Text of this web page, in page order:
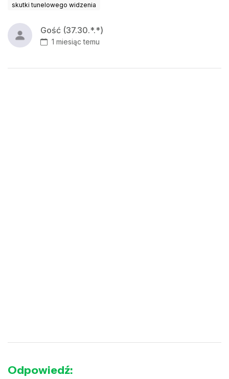
skutki tunelowego widzenia
Gość (37.30.*.*)
1 miesiąc temu
Odpowiedź: